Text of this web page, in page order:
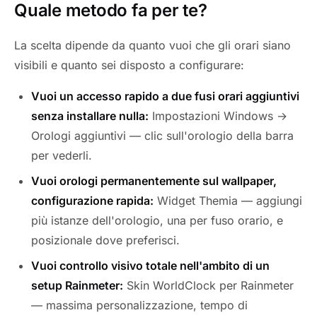
Quale metodo fa per te?
La scelta dipende da quanto vuoi che gli orari siano
visibili e quanto sei disposto a configurare:
Vuoi un accesso rapido a due fusi orari aggiuntivi
senza installare nulla: Impostazioni Windows →
Orologi aggiuntivi — clic sull'orologio della barra
per vederli.
Vuoi orologi permanentemente sul wallpaper,
configurazione rapida: Widget Themia — aggiungi
più istanze dell'orologio, una per fuso orario, e
posizionale dove preferisci.
Vuoi controllo visivo totale nell'ambito di un
setup Rainmeter: Skin WorldClock per Rainmeter
— massima personalizzazione, tempo di